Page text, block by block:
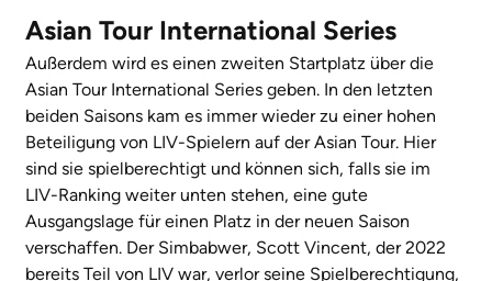
Asian Tour International Series
Außerdem wird es einen zweiten Startplatz über die
Asian Tour International Series geben. In den letzten
beiden Saisons kam es immer wieder zu einer hohen
Beteiligung von LIV-Spielern auf der Asian Tour. Hier
sind sie spielberechtigt und können sich, falls sie im
LIV-Ranking weiter unten stehen, eine gute
Ausgangslage für einen Platz in der neuen Saison
verschaffen. Der Simbabwer, Scott Vincent, der 2022
bereits Teil von LIV war, verlor seine Spielberechtigung,